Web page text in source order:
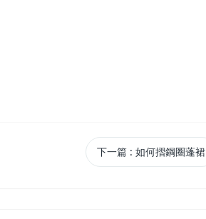
下一篇 : 如何摺鋼圈蓬裙